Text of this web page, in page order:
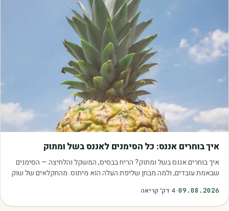
איך בוחרים אננס: כל הסימנים לאננס בשל ומתוק
איך בוחרים אננס בשל ומתוק? הריח בבסיס, המשקל והלחיצה — הסימנים
שבאמת עובדים, ולמה מבחן שליפת העלה הוא מיתוס. מהחקלאים של שוק
09.08.2026
·
4 דק׳ קריאה